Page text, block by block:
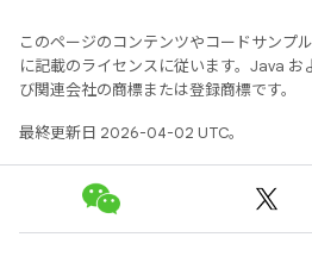
このページのコンテンツやコードサンプル
に記載のライセンスに従います。Java
び関連会社の商標または登録商標です。
最終更新日 2026-04-02 UTC。